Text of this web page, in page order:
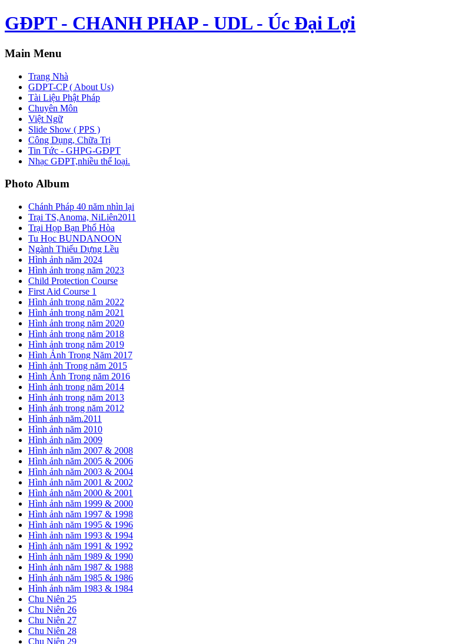
GĐPT - CHANH PHAP - UDL - Úc Đại Lợi
Main Menu
Trang Nhà
GDPT-CP ( About Us)
Tài Liệu Phật Pháp
Chuyên Môn
Việt Ngữ
Slide Show ( PPS )
Công Dụng, Chữa Trị
Tin Tức - GHPG-GĐPT
Nhạc GĐPT,nhiều thể loại.
Photo Album
Chánh Pháp 40 năm nhìn lại
Trại TS,Anoma, NiLiên2011
Trại Họp Bạn Phổ Hòa
Tu Học BUNDANOON
Ngành Thiếu Dựng Lều
Hình ảnh năm 2024
Hình ảnh trong năm 2023
Child Protection Course
First Aid Course 1
Hình ảnh trong năm 2022
Hình ảnh trong năm 2021
Hình ảnh trong năm 2020
Hình ảnh trong năm 2018
Hình ảnh trong năm 2019
Hình Ảnh Trong Năm 2017
Hình ảnh Trong năm 2015
Hình Ảnh Trong năm 2016
Hình ảnh trong năm 2014
Hình ảnh trong năm 2013
Hình ảnh trong năm 2012
Hình ảnh năm.2011
Hình ảnh năm 2010
Hình ảnh năm 2009
Hình ảnh năm 2007 & 2008
Hình ảnh năm 2005 & 2006
Hình ảnh năm 2003 & 2004
Hình ảnh năm 2001 & 2002
Hình ảnh năm 2000 & 2001
Hình ảnh năm 1999 & 2000
Hình ảnh năm 1997 & 1998
Hình ảnh năm 1995 & 1996
Hình ảnh năm 1993 & 1994
Hình ảnh năm 1991 & 1992
Hình ảnh năm 1989 & 1990
Hình ảnh năm 1987 & 1988
Hình ảnh năm 1985 & 1986
Hình ảnh năm 1983 & 1984
Chu Niên 25
Chu Niên 26
Chu Niên 27
Chu Niên 28
Chu Niên 29